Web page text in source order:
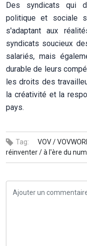
Des syndicats qui
politique et sociale
s'adaptant aux
syndicats soucieux
salariés, mais
durable de leurs
les droits des
la créativité et la
pays.
Tag: VOV /
réinventer /à l'ère du